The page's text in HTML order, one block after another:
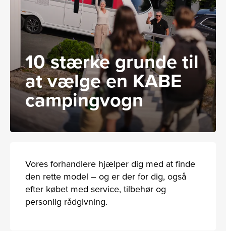
10 stærke grunde til
at vælge en KABE
campingvogn
Vores forhandlere hjælper dig med at finde
den rette model – og er der for dig, også
efter købet med service, tilbehør og
personlig rådgivning.